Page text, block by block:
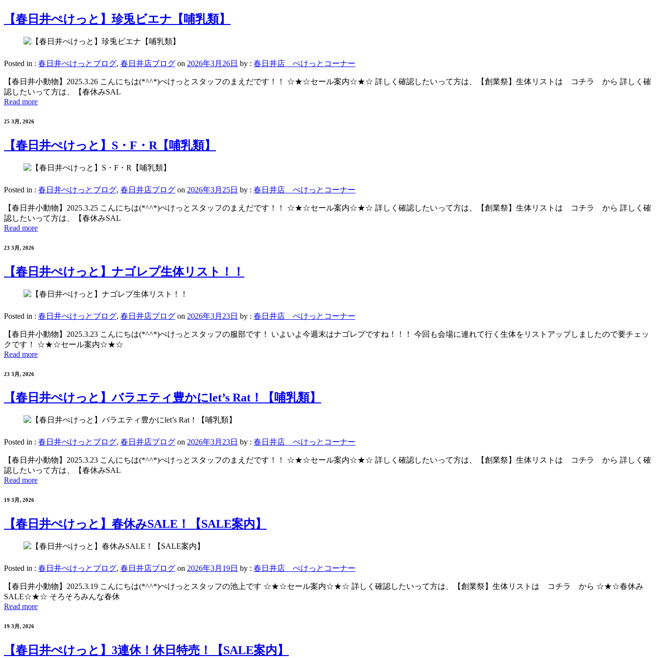
【春日井ぺけっと】珍兎ビエナ【哺乳類】
Posted in : 春日井ぺけっとブログ, 春日井店ブログ on 2026年3月26日 by : 春日井店 ぺけっとコーナー
【春日井小動物】2025.3.26 こんにちは(*^^*)ぺけっとスタッフのまえだです！！ ☆★☆セール案内☆★☆ 詳しく確認したいって方は、【創業祭】生体リストは コチラ から 詳しく確
認したいって方は、【春休みSAL
Read more
25 3月, 2026
【春日井ぺけっと】S・F・R【哺乳類】
Posted in : 春日井ぺけっとブログ, 春日井店ブログ on 2026年3月25日 by : 春日井店 ぺけっとコーナー
【春日井小動物】2025.3.25 こんにちは(*^^*)ぺけっとスタッフのまえだです！！ ☆★☆セール案内☆★☆ 詳しく確認したいって方は、【創業祭】生体リストは コチラ から 詳しく確
認したいって方は、【春休みSAL
Read more
23 3月, 2026
【春日井ぺけっと】ナゴレプ生体リスト！！
Posted in : 春日井ぺけっとブログ, 春日井店ブログ on 2026年3月23日 by : 春日井店 ぺけっとコーナー
【春日井小動物】2025.3.23 こんにちは(*^^*)ぺけっとスタッフの服部です！ いよいよ今週末はナゴレプですね！！！ 今回も会場に連れて行く生体をリストアップしましたので要チェッ
クです！ ☆★☆セール案内☆★☆
Read more
23 3月, 2026
【春日井ぺけっと】バラエティ豊かにlet’s Rat！【哺乳類】
Posted in : 春日井ぺけっとブログ, 春日井店ブログ on 2026年3月23日 by : 春日井店 ぺけっとコーナー
【春日井小動物】2025.3.23 こんにちは(*^^*)ぺけっとスタッフのまえだです！！ ☆★☆セール案内☆★☆ 詳しく確認したいって方は、【創業祭】生体リストは コチラ から 詳しく確
認したいって方は、【春休みSAL
Read more
19 3月, 2026
【春日井ぺけっと】春休みSALE！【SALE案内】
Posted in : 春日井ぺけっとブログ, 春日井店ブログ on 2026年3月19日 by : 春日井店 ぺけっとコーナー
【春日井小動物】2025.3.19 こんにちは(*^^*)ぺけっとスタッフの池上です ☆★☆セール案内☆★☆ 詳しく確認したいって方は、【創業祭】生体リストは コチラ から ☆★☆春休み
SALE☆★☆ そろそろみんな春休
Read more
19 3月, 2026
【春日井ぺけっと】3連休！休日特売！【SALE案内】